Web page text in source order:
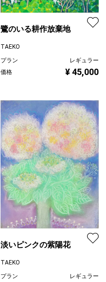
鷺のいる耕作放棄地
TAEKO
プラン
レギュラー
価格
¥ 45,000
淡いピンクの紫陽花
TAEKO
プラン
レギュラー